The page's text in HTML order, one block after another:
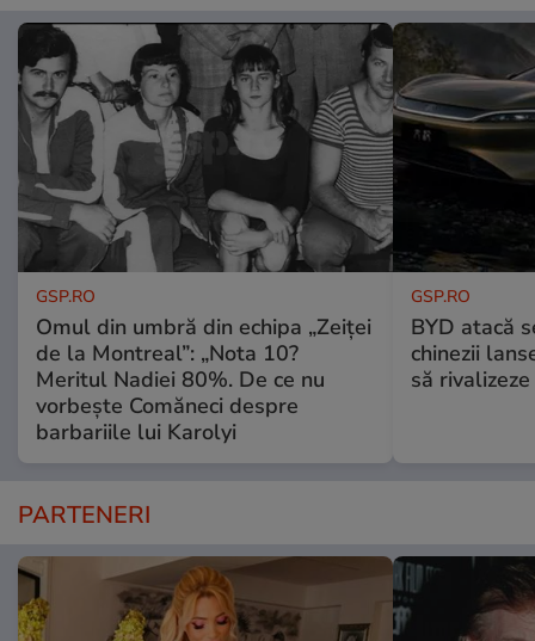
GSP.RO
Omul din umbră din echipa „Zeiței
de la Montreal”: „Nota 10?
Meritul Nadiei 80%. De ce nu
vorbește Comăneci despre
barbariile lui Karolyi
GSP.RO
BYD atacă
chinezii
să
PARTENERI